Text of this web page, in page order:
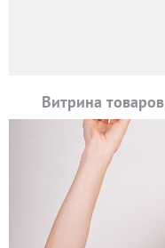
Витрина товаров